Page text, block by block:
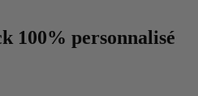
100% personnalisé